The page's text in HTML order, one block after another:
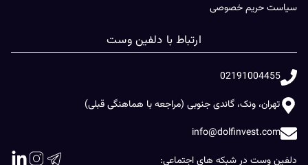
سیاست حریم خصوصی
ارتباط با دلفین وست
02191004455
تهران، ونک، گاندی جنوبی (مراجعه با هماهنگی قبلی)
info@dolfinvest.com
دلفین وست در شبکه های اجتماعی: